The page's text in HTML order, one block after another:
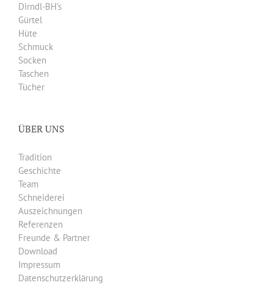
Dirndl-BH’s
Gürtel
Hüte
Schmuck
Socken
Taschen
Tücher
ÜBER UNS
Tradition
Geschichte
Team
Schneiderei
Auszeichnungen
Referenzen
Freunde & Partner
Download
Impressum
Datenschutzerklärung